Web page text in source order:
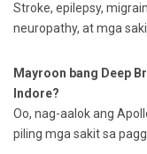
Stroke, epilepsy,
neuropathy, at mga
Mayroon bang Deep
Indore?
Oo, nag-aalok ang
piling mga sakit sa